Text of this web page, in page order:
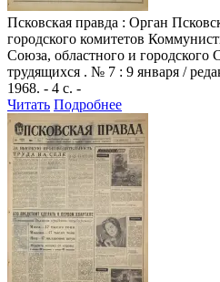
Псковская правда : Орган
городского комитетов
Союза, областного и городского
трудящихся . № 7 : 9 января /
1968. - 4 с. -
Читать Подробнее